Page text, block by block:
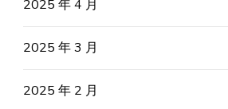
2025 年 4 月
2025 年 3 月
2025 年 2 月